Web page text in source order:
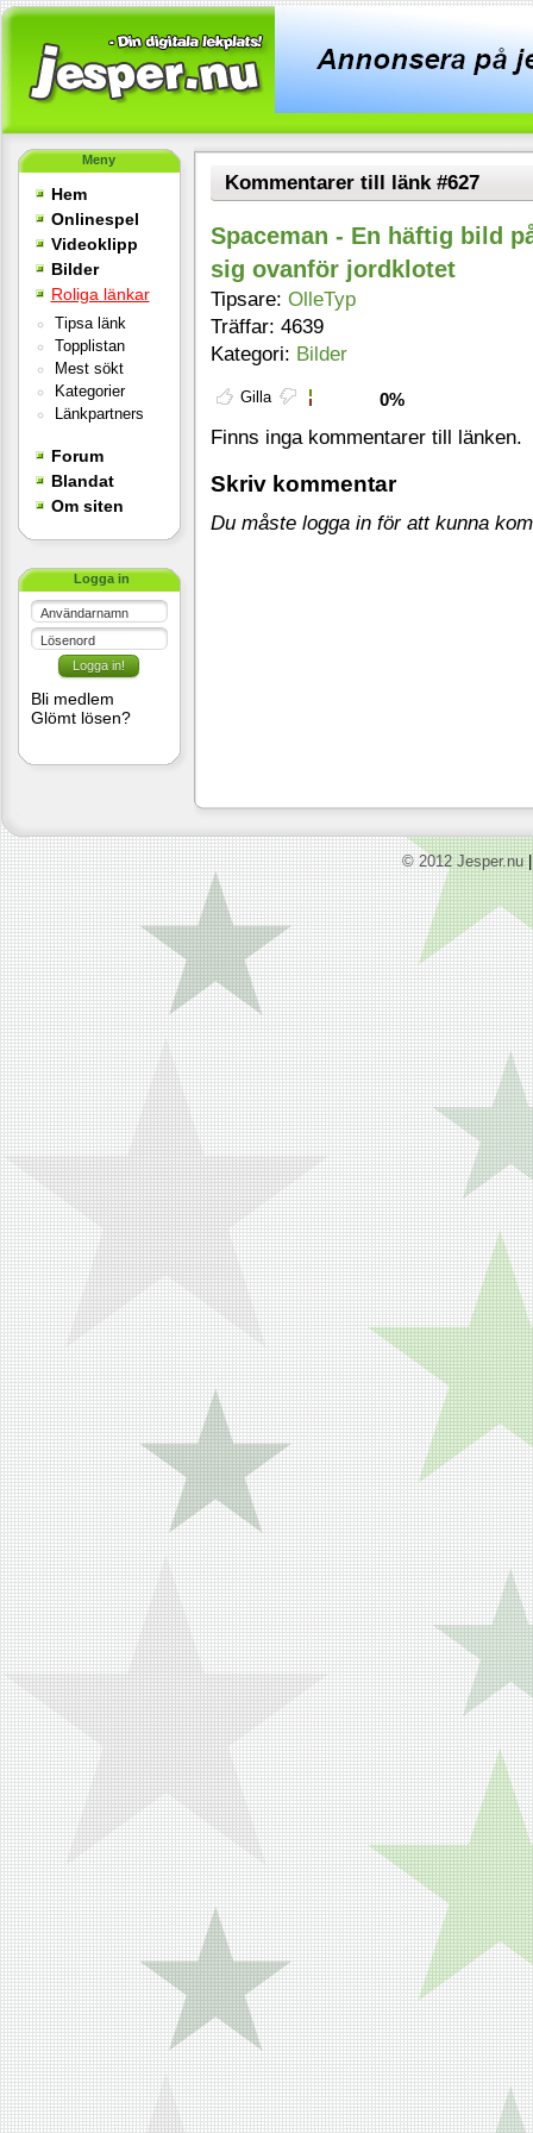
Meny
Hem
Onlinespel
Videoklipp
Bilder
Roliga länkar
Tipsa länk
Topplistan
Mest sökt
Kategorier
Länkpartners
Forum
Blandat
Om siten
Logga in
Användarnamn
Lösenord
Bli medlem
Glömt lösen?
Kommentarer till länk #627
Spaceman - En häftig bild
sig ovanför jordklotet
Tipsare: OlleTyp
Träffar: 4639
Kategori: Bilder
Gilla 0%
Finns inga kommentarer till länken.
Skriv kommentar
Du måste logga in för att kunna
© 2012 Jesper.nu